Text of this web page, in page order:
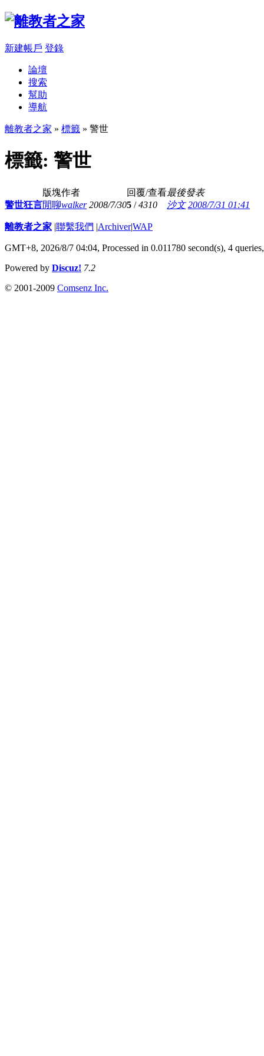
新建帳戶 登錄
論壇
搜索
幫助
導航
離教者之家 » 標籤 » 警世
標籤: 警世
版塊作者 回覆/查看最後發表
警世狂言閒聊walker 2008/7/305 /4310 沙文 2008/7/31 01:41
離教者之家 |聯繫我們 |Archiver|WAP
GMT+8, 2026/8/7 04:04, Processed in 0.011780 second(s), 4
Powered by Discuz! 7.2
© 2001-2009 Comsenz Inc.